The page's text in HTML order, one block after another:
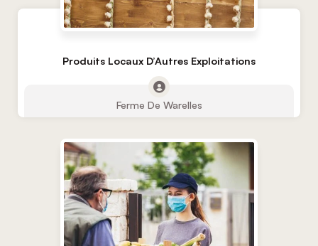
Produits Locaux D’Autres Exploitations
Ferme De Warelles